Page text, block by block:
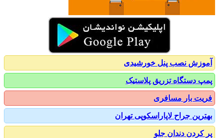
نصب پنل خورشیدی
دستگاه تزریق پلاستیک
بار مسافری
جراح لاپاراسکوپی تهران
دندان جلو